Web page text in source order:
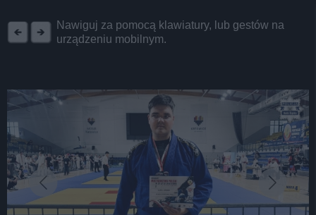
Nawiguj za pomocą klawiatury, lub gestów na
urządzeniu mobilnym.